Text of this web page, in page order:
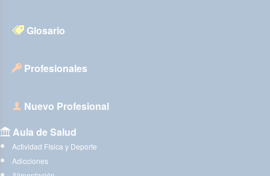
Glosario
Profesionales
Nuevo Profesional
Aula de Salud
Actividad Física y Deporte
Adicciones